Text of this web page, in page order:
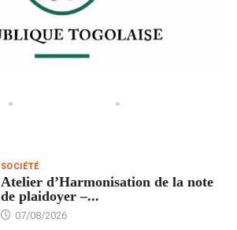
SOCIÉTÉ
Atelier d’Harmonisation de la note
de plaidoyer –...
07/08/2026